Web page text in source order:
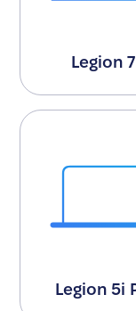
Legion
Legion 5i